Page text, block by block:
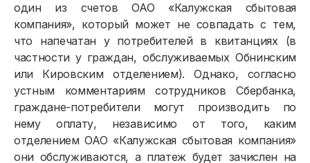
один из счетов ОАО «Калужская сбытовая
компания», который может не совпадать с тем,
что напечатан у потребителей в квитанциях (в
частности у граждан, обслуживаемых Обнинским
или Кировским отделением). Однако, согласно
устным комментариям сотрудников Сбербанка,
граждане-потребители могут производить по
нему оплату, независимо от того, каким
отделением ОАО «Калужская сбытовая компания»
они обслуживаются, а платеж будет зачислен на